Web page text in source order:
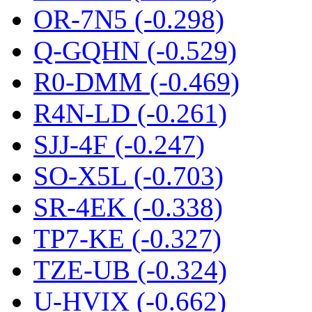
OR-7N5 (-0.298)
Q-GQHN (-0.529)
R0-DMM (-0.469)
R4N-LD (-0.261)
SJJ-4F (-0.247)
SO-X5L (-0.703)
SR-4EK (-0.338)
TP7-KE (-0.327)
TZE-UB (-0.324)
U-HVIX (-0.662)